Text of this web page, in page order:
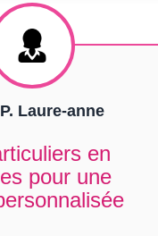
Laure-anne
en
pour une